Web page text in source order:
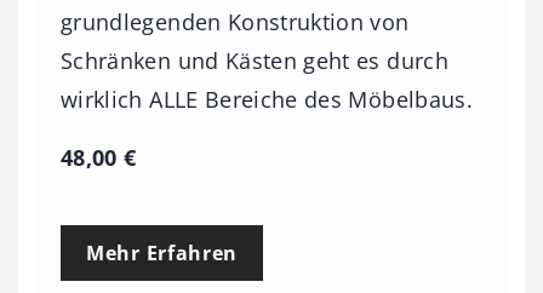
grundlegenden Konstruktion von
Schränken und Kästen geht es durch
wirklich ALLE Bereiche des Möbelbaus.
48,00€
Mehr Erfahren